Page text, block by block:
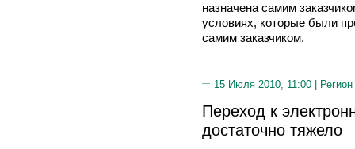
назначена самим
условиях, которые были
самим заказчиком.
15 Июля 2010, 11:00 |
Переход к
достаточно тяжело